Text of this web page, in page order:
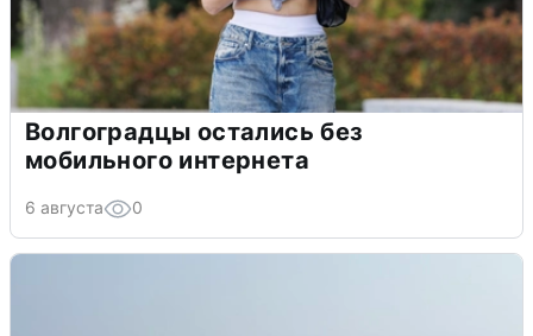
Волгоградцы остались без
мобильного интернета
6 августа 0